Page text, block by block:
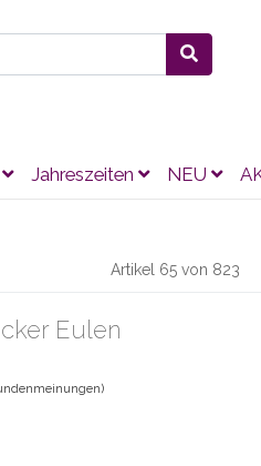
Jahreszeiten NEU
Artikel 65 von 823
Eulen